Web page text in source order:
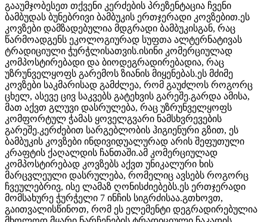
გააუმჯობესეთ თქვენი კერძების პრეზენტაცია ჩვენი
ბამბუდას ბუნებრივი ბამბუკის ერთჯერადი კოვზებით.ეს
კოვზები დამზადებულია მდგრადი ბამბუკისგან, რაც
წარმოადგენს ეკოლოგიურად სუფთა ალტერნატივას
ტრადიციული ჭურჭლისათვის.ისინი კომერციულად
კომპოსტირებადი და ბიოდეგრადირებადია, რაც
უზრუნველყოფს გარემოს ზიანის მიყენებას.ეს მძიმე
კოვზები საკმარისად გამძლეა, რომ გაუძლოს როგორც
ცხელ, ასევე ცივ საკვებს გატეხვის გარეშე.გარდა ამისა,
მათ აქვთ გლუვი დასრულება, რაც უზრუნველყოფს
კომფორტულ ჭამას ყოველგვარი ნამსხვრევების
გარეშე.კერძებით სარგებლობის ჰიგიენური გზით, ეს
ბამბუკის კოვზები ინდივიდუალურად არის შეფუთული
კრაფტის ქაღალდის ჩანთაში.ამ კომერციულად
კომპოსტირებად კოვზებს აქვთ უნიკალური ხის
მარცვლეული დასრულება, რომელიც ავსებს როგორც
ჩვეულებრივ, ისე ლამაზ ღონისძიებებს.ეს ერთჯერადი
მომსახურე ჭურჭელი 7 ინჩის სიგრძისაა.გთხოვთ,
გაითვალისწინოთ, რომ ეს ელემენტი დეგრადირებულია